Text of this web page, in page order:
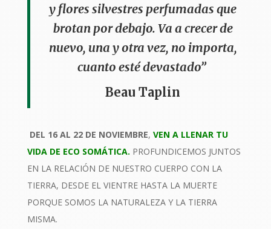
y flores silvestres perfumadas que
brotan por debajo. Va a crecer de
nuevo, una y otra vez, no importa,
cuanto esté devastado”
Beau Taplin
DEL 16 AL 22 DE NOVIEMBRE, VEN A LLENAR TU
VIDA DE ECO SOMÁTICA. PROFUNDICEMOS JUNTOS
EN LA RELACIÓN DE NUESTRO CUERPO CON LA
TIERRA, DESDE EL VIENTRE HASTA LA MUERTE
PORQUE SOMOS LA NATURALEZA Y LA TIERRA
MISMA.